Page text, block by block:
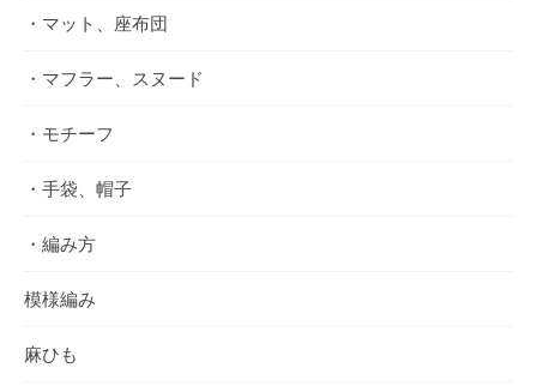
・マット、座布団
・マフラー、スヌード
・モチーフ
・手袋、帽子
・編み方
模様編み
麻ひも